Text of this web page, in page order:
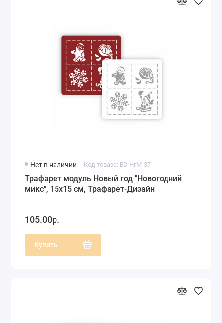
Нет в наличии Код товара: ED НгМ-37
Трафарет модуль Новый год "Новогодний
микс", 15х15 см, Трафарет-Дизайн
105.00р.
Купить